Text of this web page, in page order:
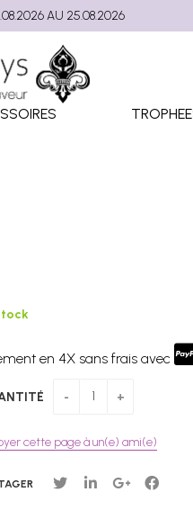
en 4X sans frais avec
cette page à un(e) ami(e)
AU 25.08.2026